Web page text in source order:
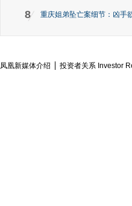
8 重庆姐弟坠亡案细节：凶手
凤凰新媒体介绍 投资者关系 Investor